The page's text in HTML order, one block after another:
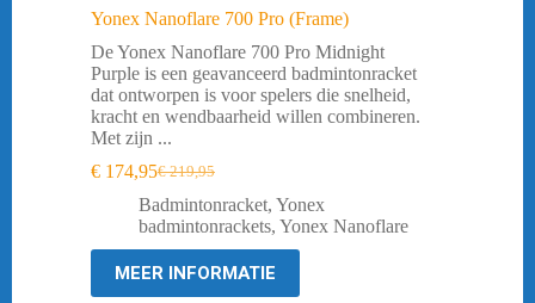
Yonex Nanoflare 700 Pro (Frame)
De Yonex Nanoflare 700 Pro Midnight
Purple is een geavanceerd badmintonracket
dat ontworpen is voor spelers die snelheid,
kracht en wendbaarheid willen combineren.
Met zijn ...
€219,95
Oorspronkelijke
prijs
was:
€ 219,95.
€ 174,95Huidige
prijs
is:
€ 174,95.
Badmintonracket, Yonex
badmintonrackets, Yonex Nanoflare
MEER INFORMATIE